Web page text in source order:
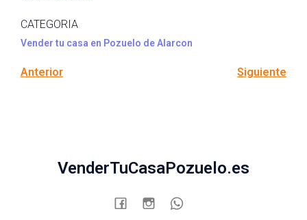
CATEGORIA
Vender tu casa en Pozuelo de Alarcon
Anterior Siguiente
VenderTuCasaPozuelo.es